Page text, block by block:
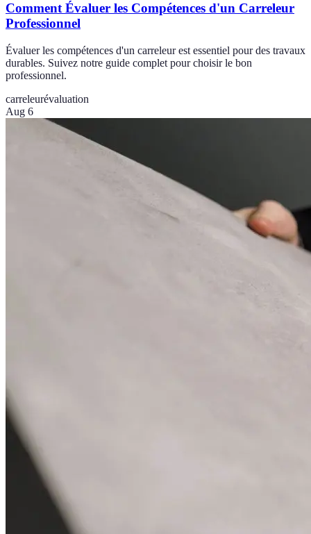
Comment Évaluer les Compétences d'un Carreleur
Professionnel
Évaluer les compétences d'un carreleur est essentiel pour des travaux
durables. Suivez notre guide complet pour choisir le bon
professionnel.
carreleurévaluation
Aug 6